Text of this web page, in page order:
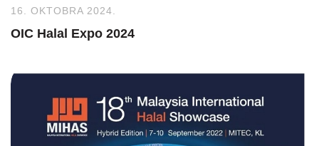
16. OKTOBRA 2024.
OIC Halal Expo 2024